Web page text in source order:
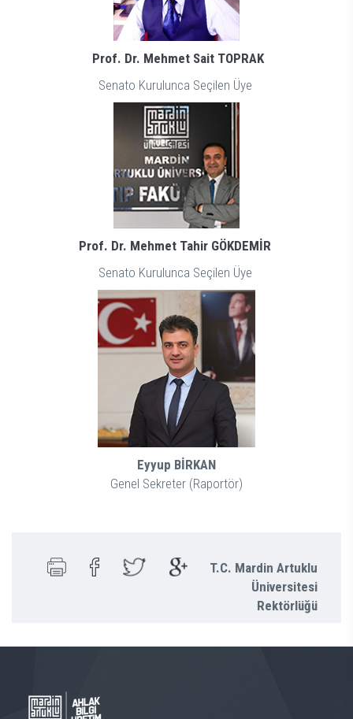
Prof. Dr. Mehmet Sait TOPRAK
Senato Kurulunca Seçilen Üye
Prof. Dr. Mehmet Tahir GÖKDEMİR
Senato Kurulunca Seçilen Üye
Eyyup BİRKAN
Genel Sekreter (Raportör)
T.C. Mardin Artuklu
Üniversitesi
Rektörlüğü